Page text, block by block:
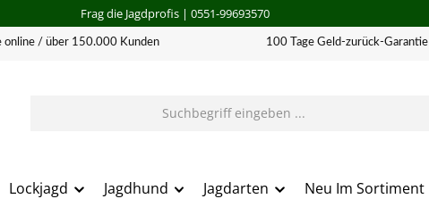
Frag die Jagdprofis| 0551-99693570
online / über 150.000 Kunden 100 Tage Geld-zurück-Garantie
Lockjagd Jagdhund Jagdarten Neu Im Sortiment